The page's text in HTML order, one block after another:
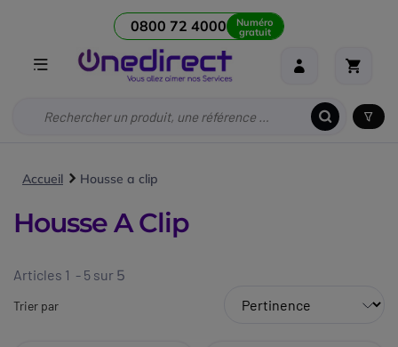
0800 72 4000 Numéro
gratuit
Accueil Housse a clip
Housse A Clip
Articles 1 - 5 sur 5
Trier par